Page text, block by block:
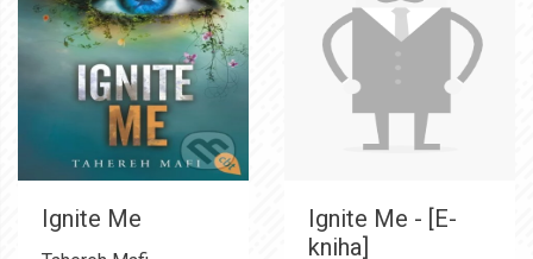
Ignite Me
Ignite Me - [E-
kniha]